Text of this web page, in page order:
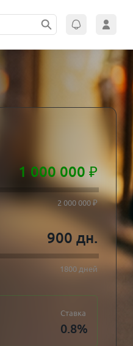
1 000 000 ₽
2 000 000 ₽
900 дн.
1800 дней
Ставка
0.8%